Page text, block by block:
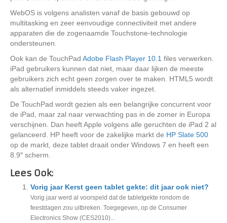
WebOS is volgens analisten vanaf de basis gebouwd op
multitasking en zeer eenvoudige connectiviteit met andere
apparaten die de zogenaamde Touchstone-technologie
ondersteunen.
Ook kan de TouchPad Adobe Flash Player 10.1 files verwerken.
iPad gebruikers kunnen dat niet, maar daar lijken de meeste
gebruikers zich echt geen zorgen over te maken. HTML5 wordt
als alternatief inmiddels steeds vaker ingezet.
De TouchPad wordt gezien als een belangrijke concurrent voor
de iPad, maar zal naar verwachting pas in de zomer in Europa
verschijnen. Dan heeft Apple volgens alle geruchten de iPad 2 al
gelanceerd. HP heeft voor de zakelijke markt de HP Slate 500
op de markt, deze tablet draait onder Windows 7 en heeft een
8.9″ scherm.
Lees Ook:
Vorig jaar Kerst geen tablet gekte: dit jaar ook niet?
Vorig jaar werd al voorspeld dat de tabletgekte rondom de
feestdagen zou uitbreken. Toegegeven, op de Consumer
Electronics Show (CES2010)...